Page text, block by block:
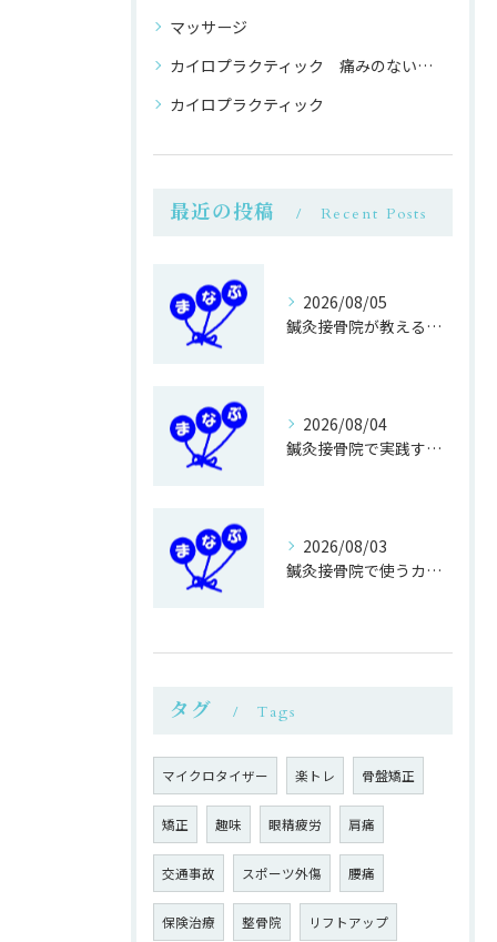
マッサージ
カイロプラクティック 痛みのない 整体
カイロプラクティック
最近の投稿 Recent Posts
2026/08/05
鍼灸接骨院が教える簡単運動不足対策
2026/08/04
鍼灸接骨院で実践する正しい歩き方改善法
2026/08/03
鍼灸接骨院で使うカイロ専用ベットの利点
タグ Tags
マイクロタイザー 楽トレ 骨盤矯正
矯正 趣味 眼精疲労 肩痛
交通事故 スポーツ外傷 腰痛
保険治療 整骨院 リフトアップ